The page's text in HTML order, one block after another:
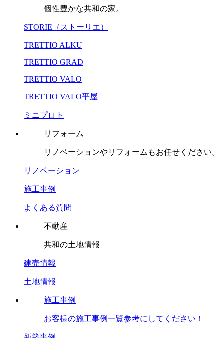
個性豊かな共和の家。
STORIE（ストーリエ）
TRETTIO ALKU
TRETTIO GRAD
TRETTIO VALO
TRETTIO VALO平屋
ミニプロト
リフォーム
リノベーションやリフォームもお任せください。
リノベーション
施工事例
よくある質問
不動産
共和の土地情報
建売情報
土地情報
施工事例
お客様の施工事例一覧参考にしてください！